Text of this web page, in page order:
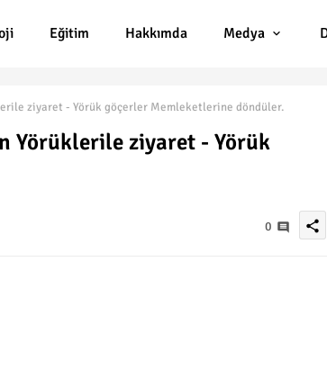
Eğitim Hakkımda Medya
ziyaret - Yörük göçerler Memleketlerine döndüler.
Yörüklerile ziyaret - Yörük
0 share